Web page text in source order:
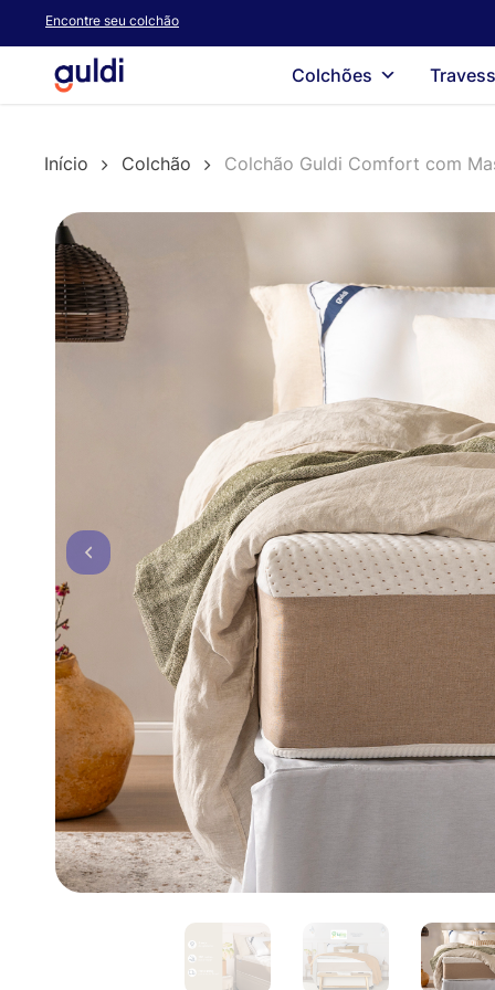
content
Encontre seu colchão
Colchões
Início Colchão Colchão Guldi Comfort com